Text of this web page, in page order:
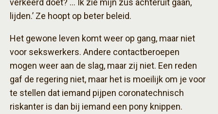
verkeerd doet? … Ik zie mijn zus achteruit gaan,
lijden.’ Ze hoopt op beter beleid.
Het gewone leven komt weer op gang, maar niet
voor sekswerkers. Andere contactberoepen
mogen weer aan de slag, maar zij niet. Een reden
gaf de regering niet, maar het is moeilijk om je voor
te stellen dat iemand pijpen coronatechnisch
riskanter is dan bij iemand een pony knippen.